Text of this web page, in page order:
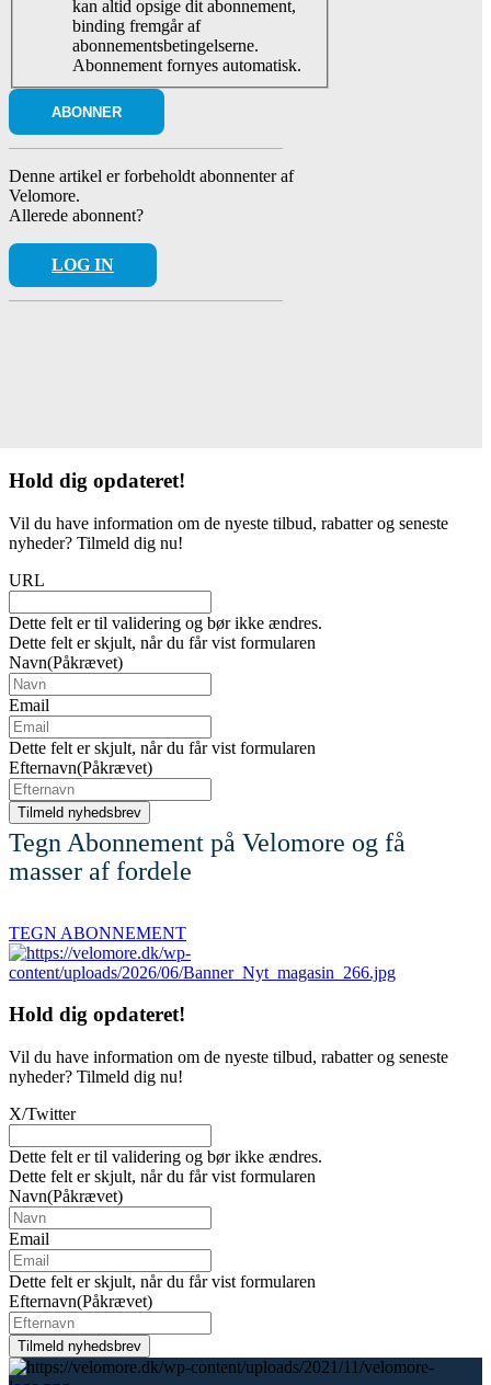
kan altid opsige dit abonnement,
binding fremgår af
abonnementsbetingelserne.
Abonnement fornyes automatisk.
Denne artikel er forbeholdt abonnenter af
Velomore.
Allerede abonnent?
LOG IN
Hold dig opdateret!
Vil du have information om de nyeste tilbud, rabatter og seneste
nyheder? Tilmeld dig nu!
URL
Dette felt er til validering og bør ikke ændres.
Dette felt er skjult, når du får vist formularen
Navn(Påkrævet)
Email
Dette felt er skjult, når du får vist formularen
Efternavn(Påkrævet)
Tegn Abonnement på Velomore og få
masser af fordele
TEGN ABONNEMENT
Hold dig opdateret!
Vil du have information om de nyeste tilbud, rabatter og seneste
nyheder? Tilmeld dig nu!
X/Twitter
Dette felt er til validering og bør ikke ændres.
Dette felt er skjult, når du får vist formularen
Navn(Påkrævet)
Email
Dette felt er skjult, når du får vist formularen
Efternavn(Påkrævet)